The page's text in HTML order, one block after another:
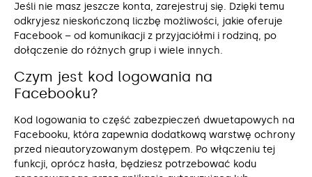
Jeśli nie masz jeszcze konta, zarejestruj się. Dzięki temu
odkryjesz nieskończoną liczbę możliwości, jakie oferuje
Facebook – od komunikacji z przyjaciółmi i rodziną, po
dołączenie do różnych grup i wiele innych.
Czym jest kod logowania na
Facebooku?
Kod logowania to część zabezpieczeń dwuetapowych na
Facebooku, która zapewnia dodatkową warstwę ochrony
przed nieautoryzowanym dostępem. Po włączeniu tej
funkcji, oprócz hasła, będziesz potrzebować kodu